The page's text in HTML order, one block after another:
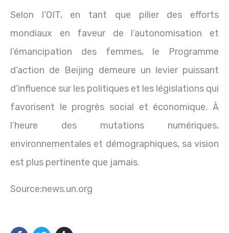
Selon l’OIT, en tant que pilier des efforts
mondiaux en faveur de l’autonomisation et
l’émancipation des femmes, le Programme
d’action de Beijing demeure un levier puissant
d’influence sur les politiques et les législations qui
favorisent le progrès social et économique. À
l’heure des mutations numériques,
environnementales et démographiques, sa vision
est plus pertinente que jamais.
Source:news.un.org